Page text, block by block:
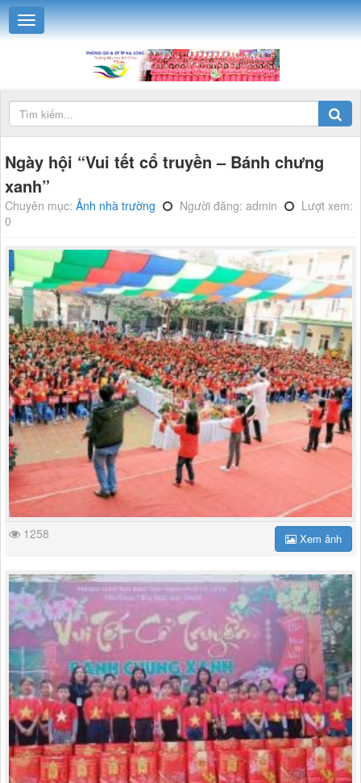
Ngày hội “Vui tết cổ truyền – Bánh chưng
xanh”
Chuyên mục: Ảnh nhà trường Người đăng: admin
Lượt xem:
0
1258 Xem ảnh